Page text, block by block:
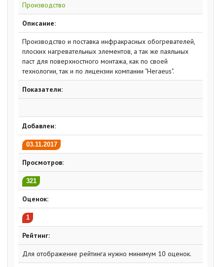
Производство
Описание:
Производство и поставка инфракрасных обогревателей,
плоских нагревательных элементов, а так же паяльных
паст для поверхностного монтажа, как по своей
технологии, так и по лицензии компании "Heraeus".
Показатели:
Добавлен:
03.11.2017
Просмотров:
321
Оценок:
1
Рейтинг:
Для отображение рейтинга нужно минимум 10 оценок.